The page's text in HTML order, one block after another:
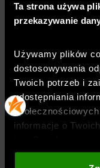
Ta strona używa
przekazywanie
Używamy plików
dostosowywania
Twoich potrzeb i
udostępniania
informacje o
zajmującym się
Materiał
Właściwości
57%
Symbol :
TECHNOLOGIE